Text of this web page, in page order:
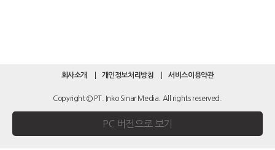
회사소개 개인정보처리방침 서비스이용약관
Copyright © PT. Inko Sinar Media. All rights reserved.
PC 버전으로 보기